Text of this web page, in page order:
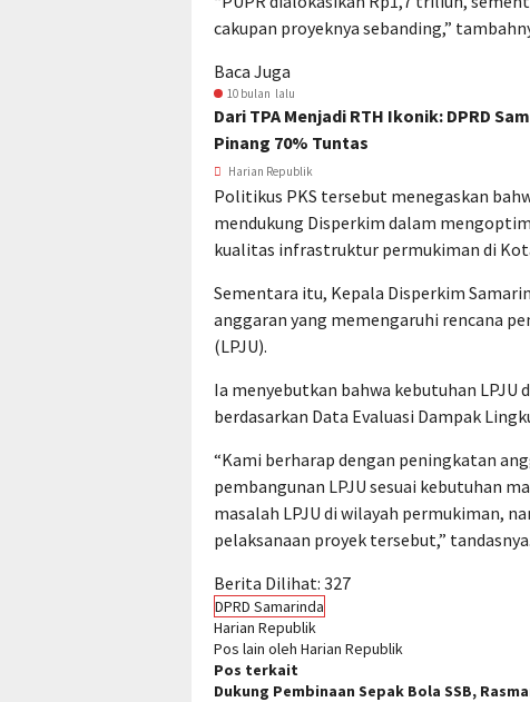
cakupan proyeknya sebanding,”
Baca Juga
10 bulan lalu
Dari TPA Menjadi RTH Ikonik: DPRD
Pinang 70% Tuntas
Harian Republik
Politikus PKS tersebut menegaskan
mendukung Disperkim dalam
kualitas infrastruktur permukiman di
Sementara itu, Kepala Disperkim
anggaran yang memengaruhi rencana
(LPJU).
Ia menyebutkan bahwa kebutuhan
berdasarkan Data Evaluasi Dampak
“Kami berharap dengan peningkatan
pembangunan LPJU sesuai kebutuhan
masalah LPJU di wilayah permukiman,
pelaksanaan proyek tersebut,”
Berita Dilihat: 327
DPRD Samarinda
Harian Republik
Pos lain oleh Harian Republik
Pos terkait
Dukung Pembinaan Sepak Bola SSB,